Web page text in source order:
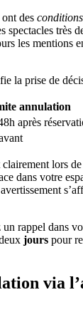
des conditions
spectacles très
les mentions
la prise de
annulation
après
clairement lors
dans votre
rappel dans
jours pour
via